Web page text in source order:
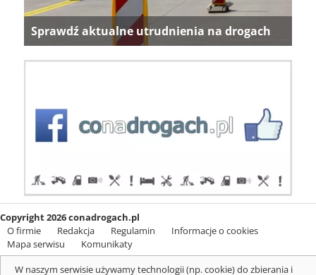
Sprawdź aktualne utrudnienia na drogach
Copyright 2026 conadrogach.pl
O firmie
Redakcja Regulamin
Informacje o cookies
Mapa serwisu
Komunikaty
W naszym serwisie używamy technologii (np. cookie) do zbierania i